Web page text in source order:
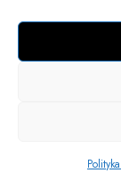
Twoje konto
Kontakt